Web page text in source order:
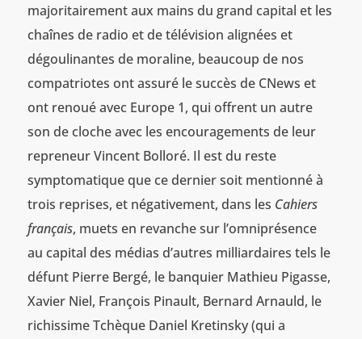
majoritairement aux mains du grand capital et les
chaînes de radio et de télévision alignées et
dégoulinantes de moraline, beaucoup de nos
compatriotes ont assuré le succès de CNews et
ont renoué avec Europe 1, qui offrent un autre
son de cloche avec les encouragements de leur
repreneur Vincent Bolloré. Il est du reste
symptomatique que ce dernier soit mentionné à
trois reprises, et négativement, dans les Cahiers
français, muets en revanche sur l’omniprésence
au capital des médias d’autres milliardaires tels le
défunt Pierre Bergé, le banquier Mathieu Pigasse,
Xavier Niel, François Pinault, Bernard Arnauld, le
richissime Tchèque Daniel Kretinsky (qui a